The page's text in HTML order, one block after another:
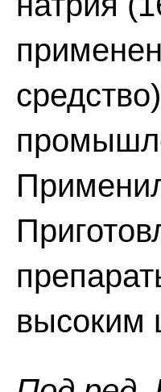
высоким